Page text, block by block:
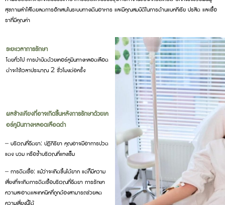
สุขภาพลำไส้โดยลดการอักเสบในระบบทางเดินอาหาร และมีคุณสมบัติในการต้านแบคทีเรีย ปรสิต และเชื้อ
ราที่มีคุณค่า
ระยะเวลาการรักษา
โดยทั่วไป การบำบัดด้วยเคอร์คูมินทางหลอดเลือด
ดำจะใช้เวลาประมาณ 2 ชั่วโมงต่อครั้ง
ผลข้างเคียงที่อาจเกิดขึ้นหลังการรักษาด้วยเค
อร์คูมินทางหลอดเลือดดำ
– บริเวณที่ฉีดยา: ปฏิกิริยา คุณอาจมีอาการปวด
แดง บวม หรือช้ำบริเวณที่แทงเข็ม
– การติดเชื้อ: แม้ว่าจะเกิดขึ้นได้ยาก แต่ก็มีความ
เสี่ยงที่จะเกิดการติดเชื้อบริเวณที่ฉีดยา การรักษา
ความสะอาดและเทคนิคที่ถูกต้องสามารถช่วยลด
ความเสี่ยงนี้ได้